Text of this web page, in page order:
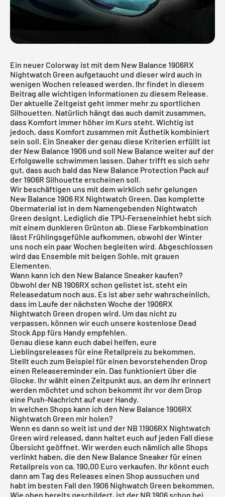
Ein neuer Colorway ist mit dem New Balance 1906RX
Nightwatch Green aufgetaucht und dieser wird auch in
wenigen Wochen released werden. Ihr findet in diesem
Beitrag alle wichtigen Informationen zu diesem Release.
Der aktuelle Zeitgeist geht immer mehr zu sportlichen
Silhouetten. Natürlich hängt das auch damit zusammen,
dass Komfort immer höher im Kurs steht. Wichtig ist
jedoch, dass Komfort zusammen mit Ästhetik kombiniert
sein soll. Ein Sneaker der genau diese Kriterien erfüllt ist
der New Balance 1906 und soll New Balance weiter auf der
Erfolgswelle schwimmen lassen. Daher trifft es sich sehr
gut, dass auch bald das New Balance Protection Pack auf
der 1906R Silhouette erscheinen soll.
Wir beschäftigen uns mit dem wirklich sehr gelungen
New Balance 1906 RX Nightwatch Green. Das komplette
Obermaterial ist in dem Namengebenden Nightwatch
Green designt. Lediglich die TPU-Ferseneinhiet hebt sich
mit einem dunkleren Grünton ab. Diese Farbkombination
lässt Frühlingsgefühle aufkommen, obwohl der Winter
uns noch ein paar Wochen begleiten wird. Abgeschlossen
wird das Ensemble mit beigen Sohle, mit grauen
Elementen.
Wann kann ich den New Balance Sneaker kaufen?
Obwohl der NB 1906RX schon gelistet ist, steht ein
Releasedatum noch aus. Es ist aber sehr wahrscheinlich,
dass im Laufe der nächsten Woche der 1906RX
Nightwatch Green dropen wird. Um das nicht zu
verpassen, können wir euch unsere kostenlose Dead
Stock App fürs Handy empfehlen.
Genau diese kann euch dabei helfen, eure
Lieblingsreleases für eine Retailpreis zu bekommen.
Stellt euch zum Beispiel für einen bevorstehenden Drop
einen Releasereminder ein. Das funktioniert über die
Glocke. Ihr wählt einen Zeitpunkt aus, an dem ihr erinnert
werden möchtet und schon bekommt ihr vor dem Drop
eine Push-Nachricht auf euer Handy.
In welchen Shops kann ich den New Balance 1906RX
Nightwatch Green mir holen?
Wenn es dann so weit ist und der NB 11906RX Nightwatch
Green wird released, dann haltet euch auf jeden Fall diese
Übersicht geöffnet. Wir werden euch nämlich alle Shops
verlinkt haben, die den New Balance Sneaker für einen
Retailpreis von ca. 190,00 Euro verkaufen. Ihr könnt euch
dann am Tag des Releases einen Shop aussuchen und
habt im besten Fall den 1906 Nighwatch Green bekommen.
Wie oben bereits geschildert, ist der NB 1906 schon bei